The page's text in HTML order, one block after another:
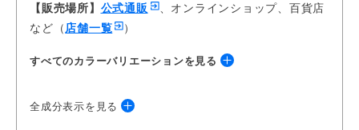
【販売場所】 公式通販
、オンラインショップ、百貨店
など（ 店舗一覧 ）
すべてのカラーバリエーションを見る
全成分表示を見る